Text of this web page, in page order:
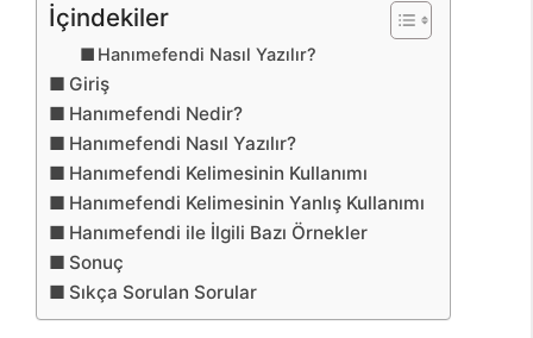
İçindekiler
Hanımefendi Nasıl Yazılır?
Giriş
Hanımefendi Nedir?
Hanımefendi Nasıl Yazılır?
Hanımefendi Kelimesinin Kullanımı
Hanımefendi Kelimesinin Yanlış Kullanımı
Hanımefendi ile İlgili Bazı Örnekler
Sonuç
Sıkça Sorulan Sorular